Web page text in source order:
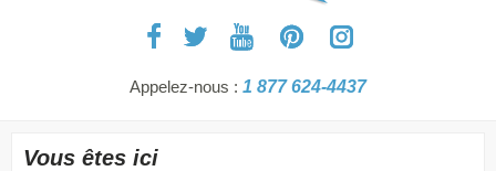
Appelez-nous : 1 877 624-4437
Vous êtes ici